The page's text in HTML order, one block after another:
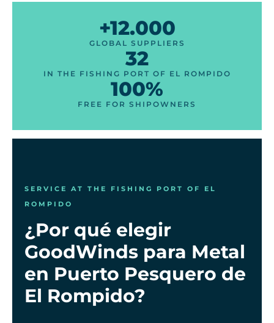
+12.000
GLOBAL SUPPLIERS
32
IN THE FISHING PORT OF EL ROMPIDO
100%
FREE FOR SHIPOWNERS
SERVICE AT THE FISHING PORT OF EL
ROMPIDO
¿Por qué elegir
GoodWinds para Metal
en Puerto Pesquero de
El Rompido?